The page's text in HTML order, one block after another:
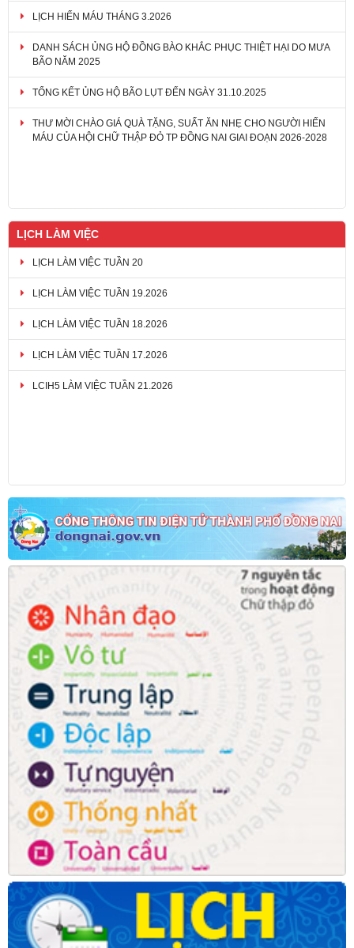
LỊCH HIẾN MÁU THÁNG 3.2026
DANH SÁCH ỦNG HỘ ĐỒNG BÀO KHẮC PHỤC THIỆT HẠI DO MƯA
BÃO NĂM 2025
TỔNG KẾT ỦNG HỘ BÃO LỤT ĐẾN NGÀY 31.10.2025
THƯ MỜI CHÀO GIÁ QUÀ TẶNG, SUẤT ĂN NHẸ CHO NGƯỜI HIẾN
MÁU CỦA HỘI CHỮ THẬP ĐỎ TP ĐỒNG NAI GIAI ĐOẠN 2026-2028
LỊCH LÀM VIỆC
LỊCH LÀM VIỆC TUẦN 20
LỊCH LÀM VIỆC TUẦN 19.2026
LỊCH LÀM VIỆC TUẦN 18.2026
LỊCH LÀM VIỆC TUẦN 17.2026
LCIH5 LÀM VIỆC TUẦN 21.2026